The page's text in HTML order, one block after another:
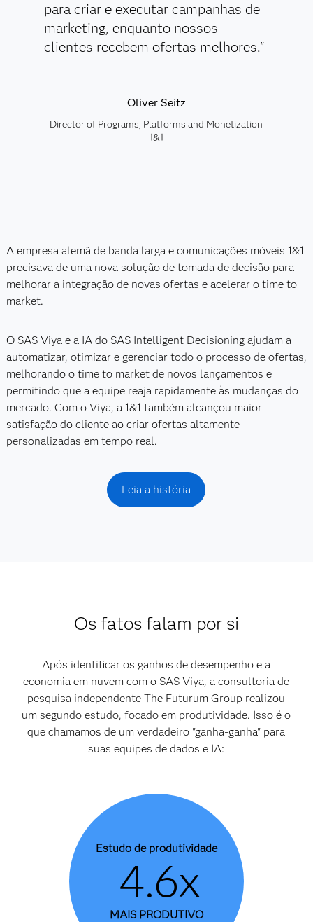
para criar e executar campanhas de
marketing, enquanto nossos
clientes recebem ofertas melhores."
Oliver Seitz
Director of Programs, Platforms and Monetization
1&1
A empresa alemã de banda larga e comunicações móveis 1&1
precisava de uma nova solução de tomada de decisão para
melhorar a integração de novas ofertas e acelerar o time to
market.
O SAS Viya e a IA do SAS Intelligent Decisioning ajudam a
automatizar, otimizar e gerenciar todo o processo de ofertas,
melhorando o time to market de novos lançamentos e
permitindo que a equipe reaja rapidamente às mudanças do
mercado. Com o Viya, a 1&1 também alcançou maior
satisfação do cliente ao criar ofertas altamente
personalizadas em tempo real.
Leia a história
Os fatos falam por si
Após identificar os ganhos de desempenho e a
economia em nuvem com o SAS Viya, a consultoria de
pesquisa independente The Futurum Group realizou
um segundo estudo, focado em produtividade. Isso é o
que chamamos de um verdadeiro "ganha-ganha" para
suas equipes de dados e IA:
Estudo de produtividade
4.6x
MAIS PRODUTIVO